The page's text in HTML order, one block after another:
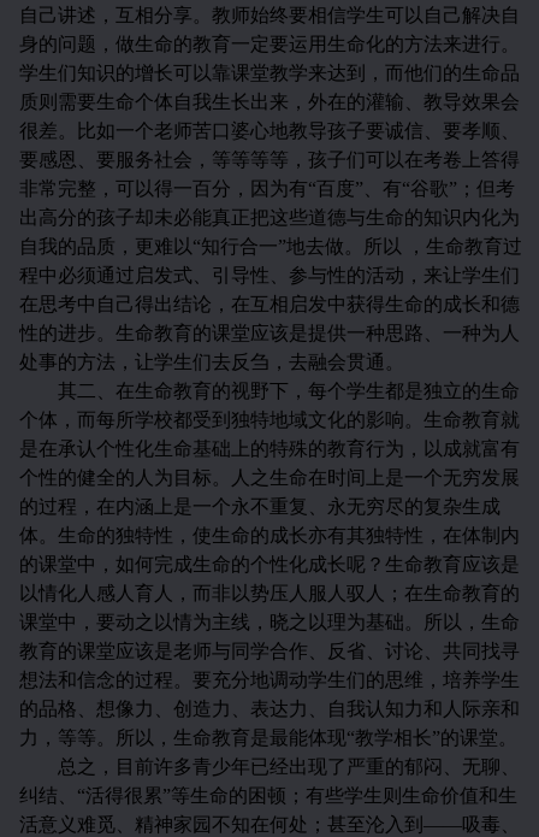
自己讲述，互相分享。教师始终要相信学生可以自己解决自
身的问题，做生命的教育一定要运用生命化的方法来进行。
学生们知识的增长可以靠课堂教学来达到，而他们的生命品
质则需要生命个体自我生长出来，外在的灌输、教导效果会
很差。比如一个老师苦口婆心地教导孩子要诚信、要孝顺、
要感恩、要服务社会，等等等等，孩子们可以在考卷上答得
非常完整，可以得一百分，因为有“百度”、有“谷歌”；但考
出高分的孩子却未必能真正把这些道德与生命的知识内化为
自我的品质，更难以“知行合一”地去做。所以
，生命教育过
程中必须通过启发式、引导性、参与性的活动，来让学生们
在思考中自己得出结论，在互相启发中获得生命的成长和德
性的进步。生命教育的课堂应该是提供一种思路、一种为人
处事的方法，让学生们去反刍，去融会贯通。
其二、在生命教育的视野下，每个学生都是独立的生命
个体，而每所学校都受到独特地域文化的影响。生命教育就
是在承认个性化生命基础上的特殊的教育行为，以成就富有
个性的健全的人为目标。人之生命在时间上是一个无穷发展
的过程，在内涵上是一个永不重复、永无穷尽的复杂生成
体。生命的独特性，使生命的成长亦有其独特性，在体制内
的课堂中，如何完成生命的个性化成长呢？生命教育应该是
以情化人感人育人，而非以势压人服人驭人；在生命教育的
课堂中，要动之以情为主线，晓之以理为基础。所以，生命
教育的课堂应该是老师与同学合作、反省、讨论、共同找寻
想法和信念的过程。要充分地调动学生们的思维，培养学生
的品格、想像力、创造力、表达力、自我认知力和人际亲和
力，等等。所以，生命教育是最能体现“教学相长”的课堂。
总之，目前许多青少年已经出现了严重的郁闷、无聊、
纠结、“活得很累”等生命的困顿；有些学生则生命价值和生
活意义难觅、精神家园不知在何处；甚至沦入到——吸毒、